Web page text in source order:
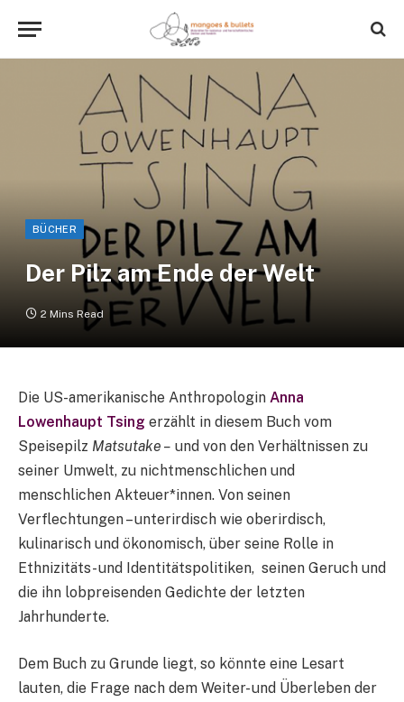
BÜCHER
Der Pilz am Ende der Welt
2 Mins Read
Die US-amerikanische Anthropologin Anna
Lowenhaupt Tsing erzählt in diesem Buch vom
Speisepilz Matsutake – und von den Verhältnissen zu
seiner Umwelt, zu nichtmenschlichen und
menschlichen Akteuer*innen. Von seinen
Verflechtungen – unterirdisch wie oberirdisch,
kulinarisch und ökonomisch, über seine Rolle in
Ethnizitäts- und Identitätspolitiken, seinen Geruch und
die ihn lobpreisenden Gedichte der letzten
Jahrhunderte.
Dem Buch zu Grunde liegt, so könnte eine Lesart
lauten, die Frage nach dem Weiter- und Überleben der